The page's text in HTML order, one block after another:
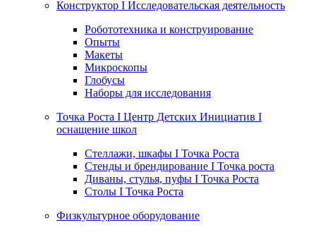
Конструктор I Исследовательская деятельность
Робототехника и конструирование
Опыты
Макеты
Микроскопы
Глобусы
Наборы для исследования
Точка Роста I Центр Детских Инициатив I
оснащение школ
Стеллажи, шкафы I Точка Роста
Стенды и брендирование I Точка роста
Диваны, стулья, пуфы I Точка Роста
Столы I Точка Роста
Физкультурное оборудование